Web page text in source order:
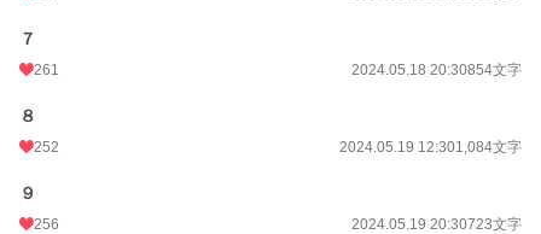
年間ポイント
累計ポイント
７
261 2024.05.18 20:30854文字
８
252 2024.05.19 12:301,084文字
９
256 2024.05.19 20:30723文字